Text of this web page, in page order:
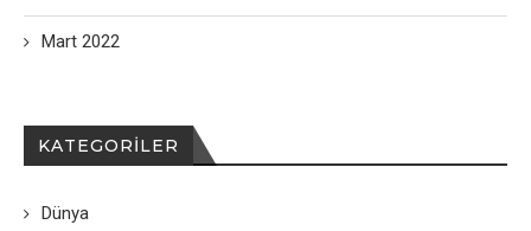
Mart 2022
KATEGORILER
Dünya